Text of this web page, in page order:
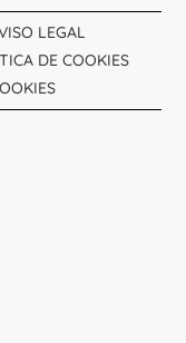
LEGAL
DE COOKIES